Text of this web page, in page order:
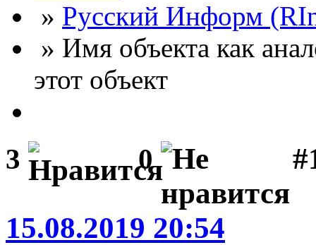
» Русский Информ
» Имя объекта как
этот объект
3 0
15.08.2019 20:54